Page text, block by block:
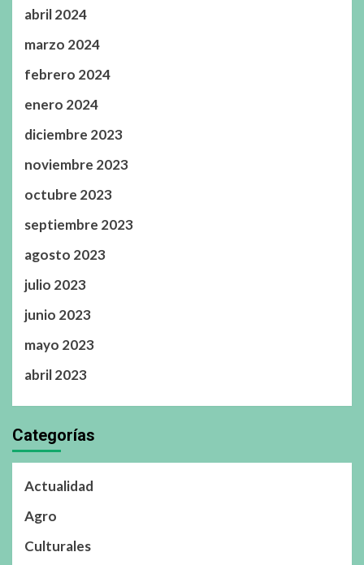
abril 2024
marzo 2024
febrero 2024
enero 2024
diciembre 2023
noviembre 2023
octubre 2023
septiembre 2023
agosto 2023
julio 2023
junio 2023
mayo 2023
abril 2023
Categorías
Actualidad
Agro
Culturales